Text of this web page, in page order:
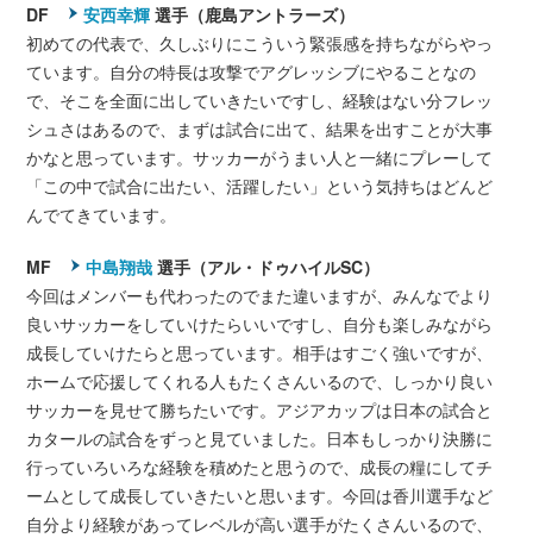
DF 安西幸輝 選手（鹿島アントラーズ）
初めての代表で、久しぶりにこういう緊張感を持ちながらやっ
ています。自分の特長は攻撃でアグレッシブにやることなの
で、そこを全面に出していきたいですし、経験はない分フレッ
シュさはあるので、まずは試合に出て、結果を出すことが大事
かなと思っています。サッカーがうまい人と一緒にプレーして
「この中で試合に出たい、活躍したい」という気持ちはどんど
んでてきています。
MF 中島翔哉 選手（アル・ドゥハイルSC）
今回はメンバーも代わったのでまた違いますが、みんなでより
良いサッカーをしていけたらいいですし、自分も楽しみながら
成長していけたらと思っています。相手はすごく強いですが、
ホームで応援してくれる人もたくさんいるので、しっかり良い
サッカーを見せて勝ちたいです。アジアカップは日本の試合と
カタールの試合をずっと見ていました。日本もしっかり決勝に
行っていろいろな経験を積めたと思うので、成長の糧にしてチ
ームとして成長していきたいと思います。今回は香川選手など
自分より経験があってレベルが高い選手がたくさんいるので、